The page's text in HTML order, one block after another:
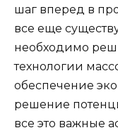
шаг вперед в
все еще
необходимо
технологии
обеспечение
решение
все это важные